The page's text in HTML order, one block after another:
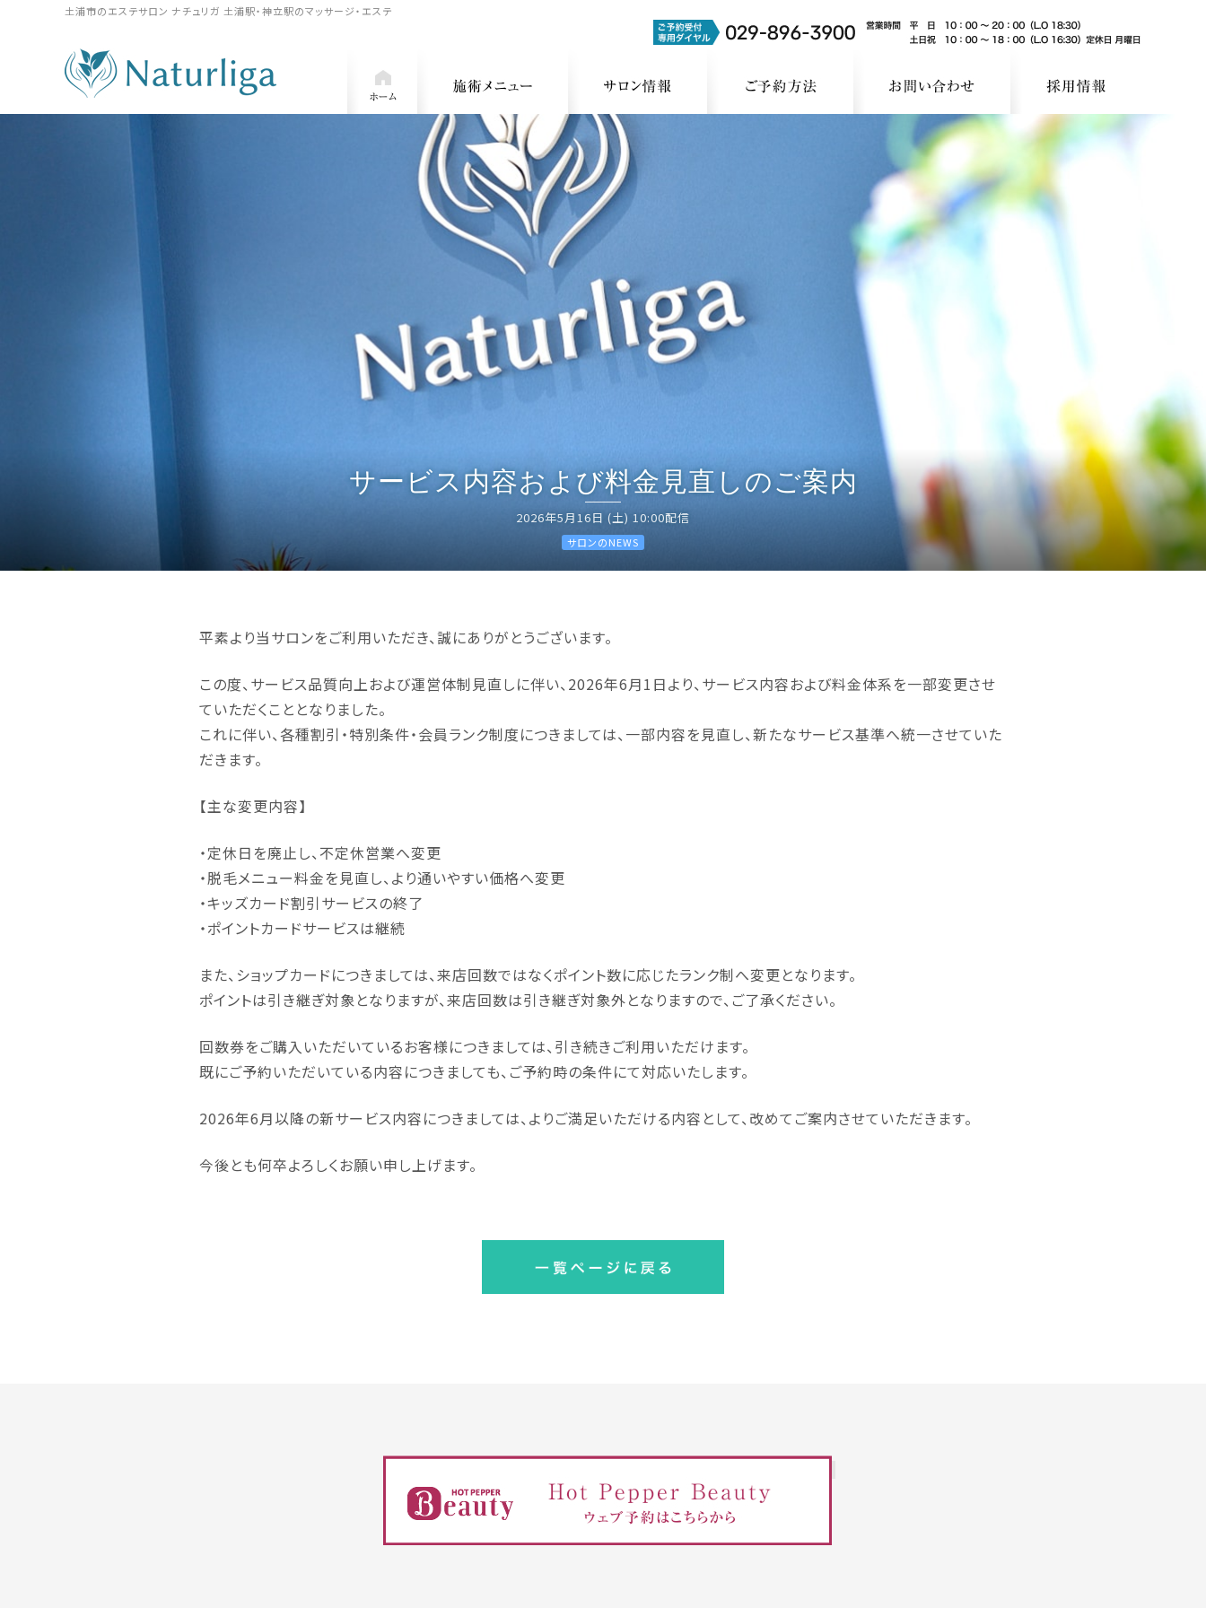
土浦市のエステサロン ナチュリガ 土浦駅・神立駅のマッサージ・エステ
サービス内容および料金見直しのご案内
2026年5月16日 (土) 10:00配信
サロンのNEWS
平素より当サロンをご利用いただき、誠にありがとうございます。
この度、サービス品質向上および運営体制見直しに伴い、2026年6月1日より、サービス内容および料金体系を一部変更させ
ていただくこととなりました。
これに伴い、各種割引・特別条件・会員ランク制度につきましては、一部内容を見直し、新たなサービス基準へ統一させていた
だきます。
【主な変更内容】
・定休日を廃止し、不定休営業へ変更
・脱毛メニュー料金を見直し、より通いやすい価格へ変更
・キッズカード割引サービスの終了
・ポイントカードサービスは継続
また、ショップカードにつきましては、来店回数ではなくポイント数に応じたランク制へ変更となります。
ポイントは引き継ぎ対象となりますが、来店回数は引き継ぎ対象外となりますので、ご了承ください。
回数券をご購入いただいているお客様につきましては、引き続きご利用いただけます。
既にご予約いただいている内容につきましても、ご予約時の条件にて対応いたします。
2026年6月以降の新サービス内容につきましては、よりご満足いただける内容として、改めてご案内させていただきます。
今後とも何卒よろしくお願い申し上げます。